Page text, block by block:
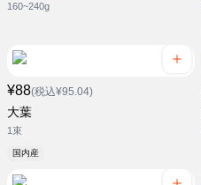
160~240g
¥88(税込¥95.04)
大葉
1束
国内産